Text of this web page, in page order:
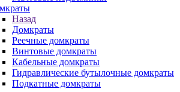
Назад
Домкраты
Реечные домкраты
Винтовые домкраты
Кабельные домкраты
Гидравлические бутылочные домкраты
Подкатные домкраты